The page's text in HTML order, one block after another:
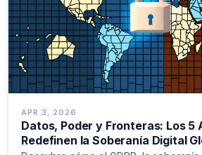
APR 3, 2026
Datos, Poder y Fronteras: Los 5
Redefinen la Soberanía Digital